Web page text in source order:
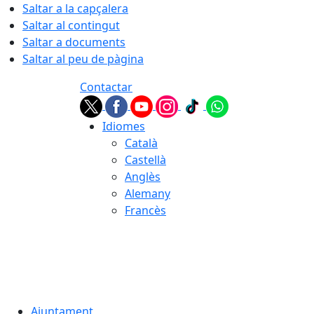
Saltar a la capçalera
Saltar al contingut
Saltar a documents
Saltar al peu de pàgina
Contactar
Idiomes
Català
Castellà
Anglès
Alemany
Francès